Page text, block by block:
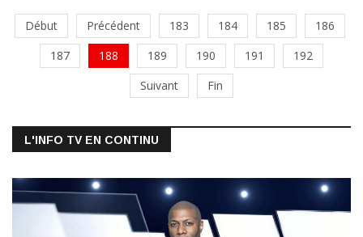
Début Précédent 183 184 185
186
187
188 189 190 191
192
Suivant
Fin
L'INFO TV EN CONTINU